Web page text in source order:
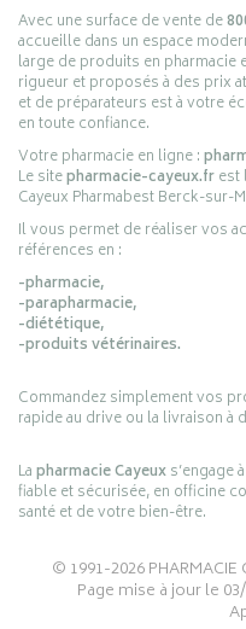
Avec une surface de vente de
accueille dans un espace
large de produits en pharmacie
rigueur et proposés à des prix
et de préparateurs est à votre
en toute confiance.
Votre pharmacie en ligne :
Le sitepharmacie-cayeux.frest
Cayeux Pharmabest Berck-sur-
Il vous permet de réaliser vos
références en :
-pharmacie,
-parapharmacie,
-diététique,
-produits vétérinaires.
Commandez simplement vos
rapide au drive ou la livraison à
Lapharmacie Cayeuxs’engage
fiable et sécurisée, en officine
santé et de votre bien-être.
© 1991-2026PHARMACIE
Page mise à jour le